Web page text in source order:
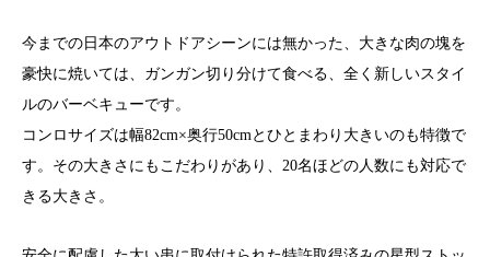
今までの日本のアウトドアシーンには無かった、大きな肉の塊を
豪快に焼いては、ガンガン切り分けて食べる、全く新しいスタイ
ルのバーベキューです。
コンロサイズは幅82cm×奥行50cmとひとまわり大きいのも特徴で
す。その大きさにもこだわりがあり、20名ほどの人数にも対応で
きる大きさ。